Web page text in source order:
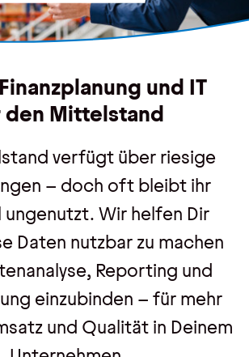
und IT
den Mittelstand
verfügt über riesige
– doch oft bleibt ihr
ungenutzt. Wir helfen Dir
Daten nutzbar zu machen
Reporting und
einzubinden – für mehr
und Qualität in Deinem
Whitepaper
Blog
Trainings
Webseminare
Events